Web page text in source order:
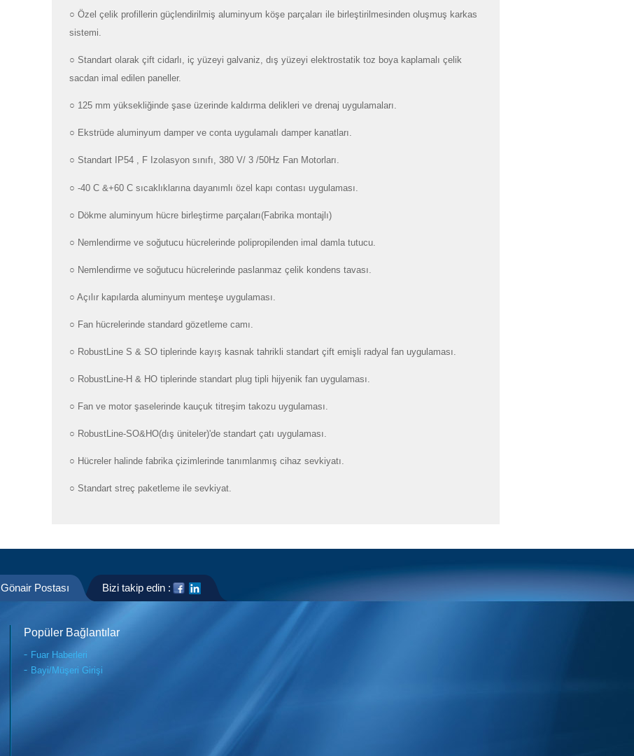
○ Özel çelik profillerin güçlendirilmiş aluminyum köşe parçaları ile birleştirilmesinden oluşmuş karkas
sistemi.
○ Standart olarak çift cidarlı, iç yüzeyi galvaniz, dış yüzeyi elektrostatik toz boya kaplamalı çelik
sacdan imal edilen paneller.
○ 125 mm yüksekliğinde şase üzerinde kaldırma delikleri ve drenaj uygulamaları.
○ Ekstrüde aluminyum damper ve conta uygulamalı damper kanatları.
○ Standart IP54 , F Izolasyon sınıfı, 380 V/ 3 /50Hz Fan Motorları.
○ -40 C &+60 C sıcaklıklarına dayanımlı özel kapı contası uygulaması.
○ Dökme aluminyum hücre birleştirme parçaları(Fabrika montajlı)
○ Nemlendirme ve soğutucu hücrelerinde polipropilenden imal damla tutucu.
○ Nemlendirme ve soğutucu hücrelerinde paslanmaz çelik kondens tavası.
○ Açılır kapılarda aluminyum menteşe uygulaması.
○ Fan hücrelerinde standard gözetleme camı.
○ RobustLine S & SO tiplerinde kayış kasnak tahrikli standart çift emişli radyal fan uygulaması.
○ RobustLine-H & HO tiplerinde standart plug tipli hijyenik fan uygulaması.
○ Fan ve motor şaselerinde kauçuk titreşim takozu uygulaması.
○ RobustLine-SO&HO(dış üniteler)'de standart çatı uygulaması.
○ Hücreler halinde fabrika çizimlerinde tanımlanmış cihaz sevkiyatı.
○ Standart streç paketleme ile sevkiyat.
Gönair Postası Bizi takip edin :
Popüler Bağlantılar
Fuar Haberleri
Bayi/Müşeri Girişi